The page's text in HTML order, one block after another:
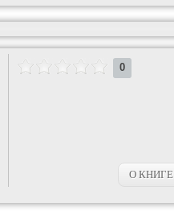
0
О КНИГЕ